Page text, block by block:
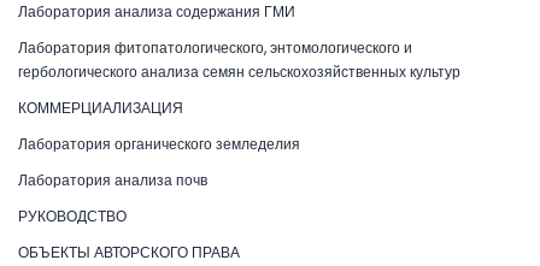
Лаборатория анализа содержания ГМИ
Лаборатория фитопатологического, энтомологического и
гербологического анализа семян сельскохозяйственных культур
КОММЕРЦИАЛИЗАЦИЯ
Лаборатория органического земледелия
Лаборатория анализа почв
РУКОВОДСТВО
ОБЪЕКТЫ АВТОРСКОГО ПРАВА